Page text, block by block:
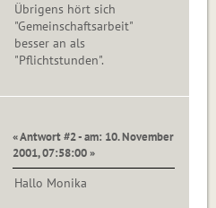
Übrigens hört sich
"Gemeinschaftsarbeit"
besser an als
"Pflichtstunden".
« Antwort #2 - am: 10. November
2001, 07:58:00 »
Hallo Monika